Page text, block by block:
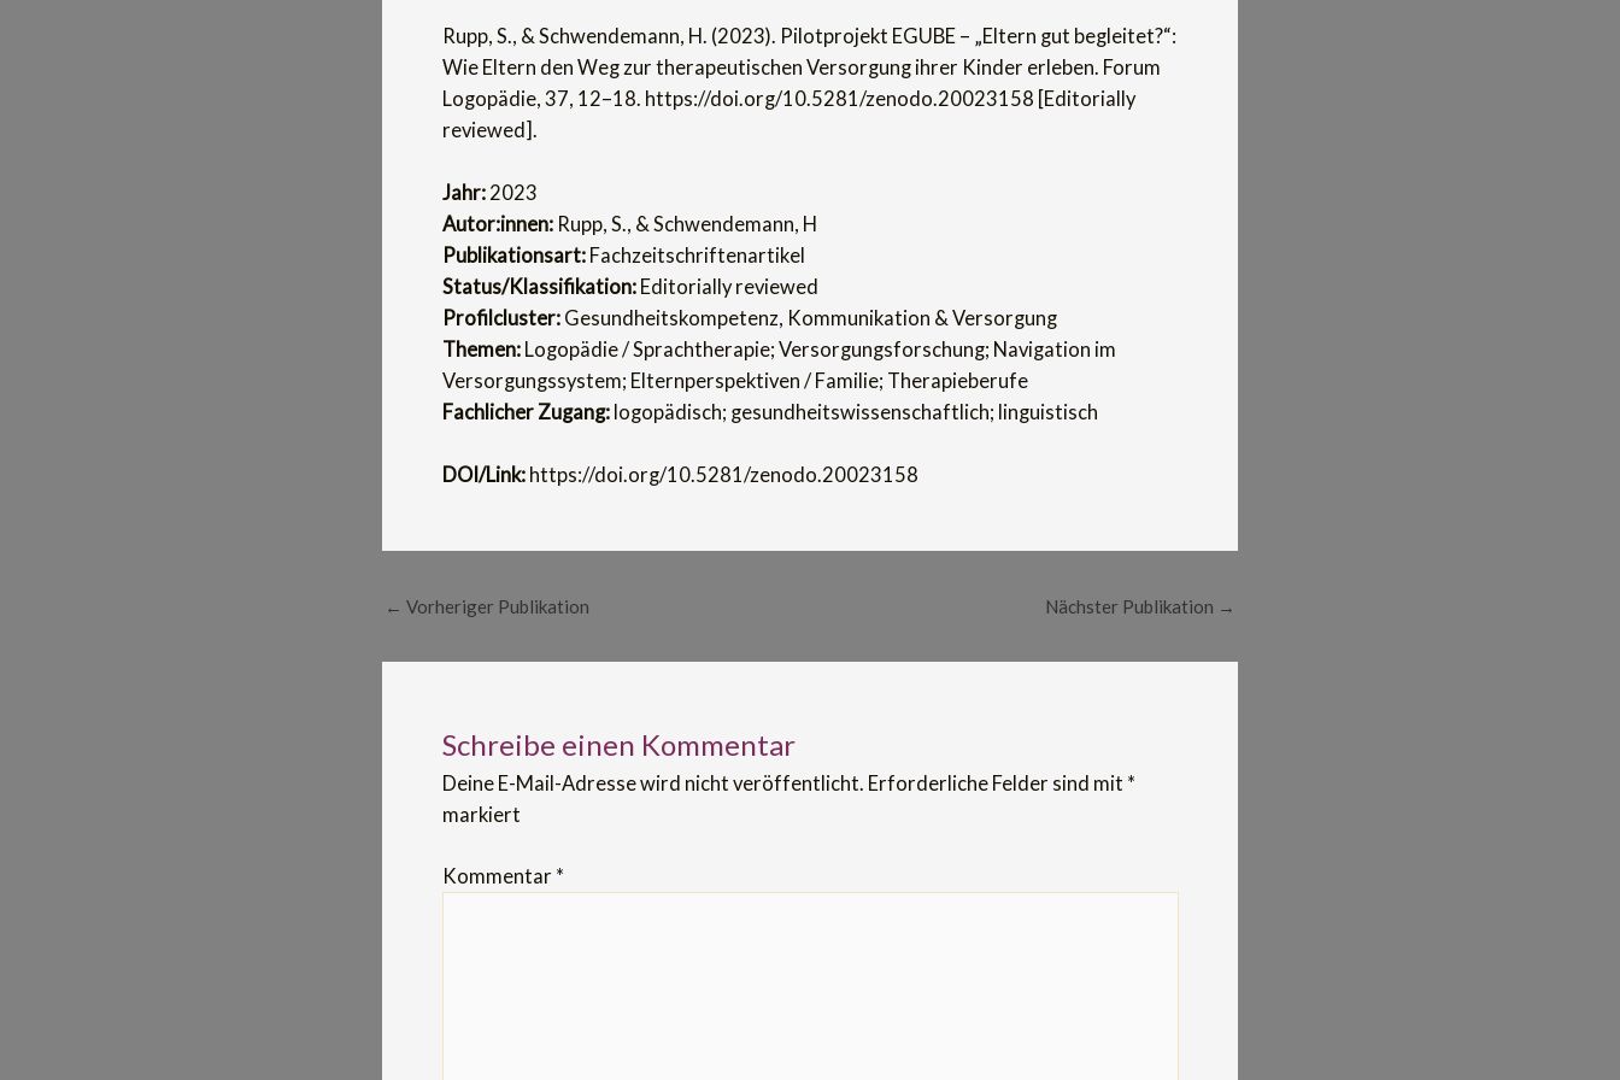
Rupp, S., & Schwendemann, H. (2023). Pilotprojekt EGUBE – „Eltern gut begleitet?“:
Wie Eltern den Weg zur therapeutischen Versorgung ihrer Kinder erleben. Forum
Logopädie, 37, 12–18. https://doi.org/10.5281/zenodo.20023158 [Editorially
reviewed].
Jahr:2023
Autor:innen:Rupp, S., & Schwendemann, H
Publikationsart:Fachzeitschriftenartikel
Status/Klassifikation:Editorially reviewed
Profilcluster:Gesundheitskompetenz, Kommunikation & Versorgung
Themen:Logopädie / Sprachtherapie; Versorgungsforschung; Navigation im
Versorgungssystem; Elternperspektiven / Familie; Therapieberufe
Fachlicher Zugang:logopädisch; gesundheitswissenschaftlich; linguistisch
DOI/Link:https://doi.org/10.5281/zenodo.20023158
← Vorheriger Publikation Nächster Publikation →
Schreibe einen Kommentar
Deine E-Mail-Adresse wird nicht veröffentlicht. Erforderliche Felder sind mit *
markiert
Kommentar *